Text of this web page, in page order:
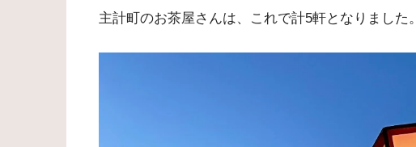
主計町のお茶屋さんは、これで計5軒となりました。